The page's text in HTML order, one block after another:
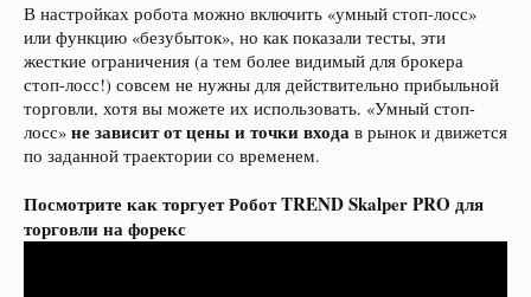
В настройках робота можно включить «умный стоп-лосс»
или функцию «безубыток», но как показали тесты, эти
жесткие ограничения (а тем более видимый для брокера
стоп-лосс!) совсем не нужны для действительно прибыльной
торговли, хотя вы можете их использовать. «Умный стоп-
лосс» не зависит от цены и точки входа в рынок и движется
по заданной траектории со временем.
Посмотрите как торгует Робот TREND Skalper PRO для
торговли на форекс